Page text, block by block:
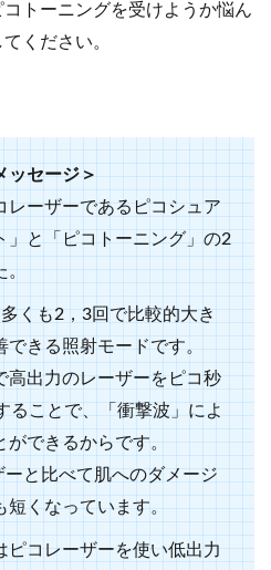
トーニングを受けようか悩ん
ください。
ッセージ＞
レーザーであるピコシュア
」と「ピコトーニング」の2
。
くも2，3回で比較的大き
できる照射モードです。
高出力のレーザーをピコ秒
ることで、「衝撃波」によ
ができるからです。
と比べて肌へのダメージ
短くなっています。
ピコレーザーを使い低出力